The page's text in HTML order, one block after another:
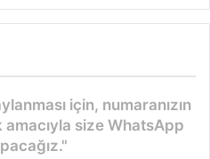
için, numaranızın
size WhatsApp